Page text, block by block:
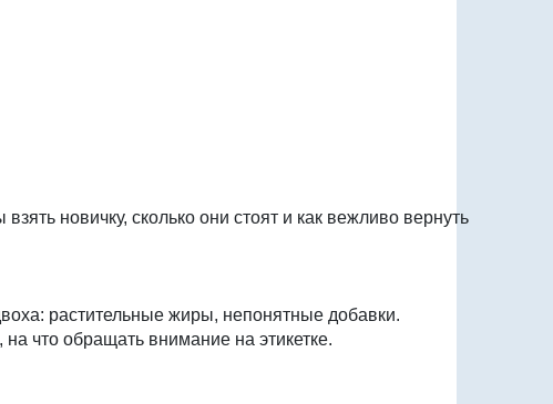
новичку, сколько они стоят и как вежливо вернуть
растительные жиры, непонятные добавки.
что обращать внимание на этикетке.